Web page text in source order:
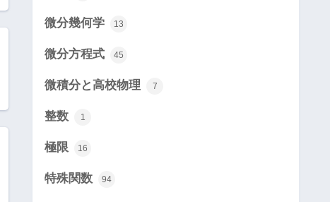
微分幾何学 13
微分方程式 45
微積分と高校物理 7
整数 1
極限 16
特殊関数 94